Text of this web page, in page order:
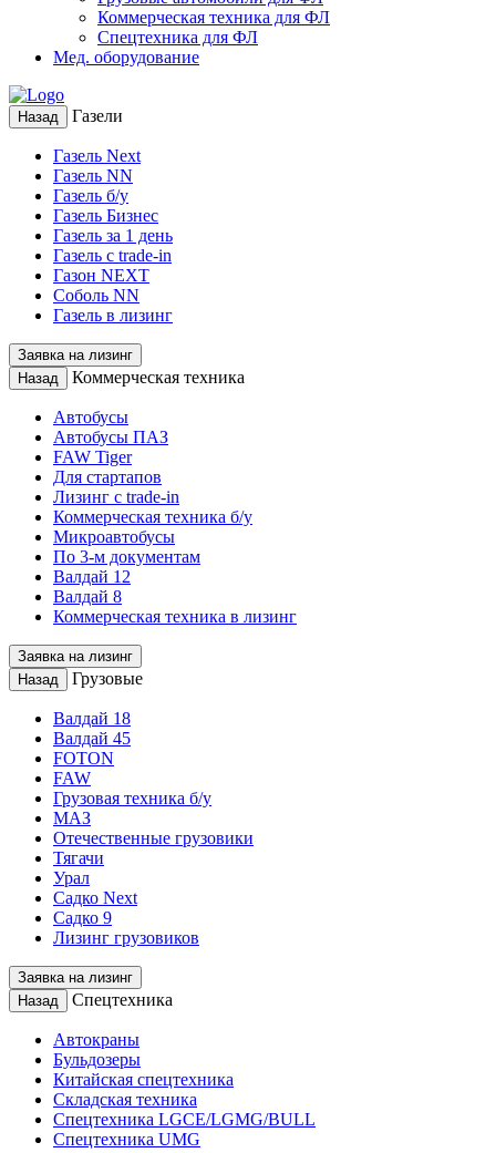
Коммерческая техника для ФЛ
Спецтехника для ФЛ
Мед. оборудование
Назад Газели
Газель Next
Газель NN
Газель б/у
Газель Бизнес
Газель за 1 день
Газель с trade-in
Газон NEXT
Соболь NN
Газель в лизинг
Заявка на лизинг
Назад
Коммерческая техника
Автобусы
Автобусы ПАЗ
FAW Tiger
Для стартапов
Лизинг с trade-in
Коммерческая техника б/у
Микроавтобусы
По 3-м документам
Валдай 12
Валдай 8
Коммерческая техника в лизинг
Заявка на лизинг
Назад
Грузовые
Валдай 18
Валдай 45
FOTON
FAW
Грузовая техника б/у
МАЗ
Отечественные грузовики
Тягачи
Урал
Садко Next
Садко 9
Лизинг грузовиков
Заявка на лизинг
Назад
Спецтехника
Автокраны
Бульдозеры
Китайская спецтехника
Складская техника
Спецтехника LGCE/LGMG/BULL
Спецтехника UMG